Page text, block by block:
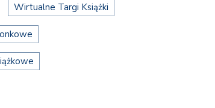
Wirtualne Targi Książki